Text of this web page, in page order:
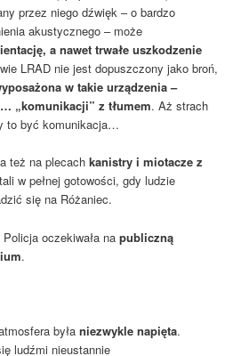
przez niego dźwięk – o bardzo
akustycznego – może
a nawet trwałe uszkodzenie
LRAD nie jest dopuszczony jako broń,
w takie urządzenia –
„komunikacji” z tłumem. Aż strach
to być komunikacja…
też na plecachkanistry i miotacze z
w pełnej gotowości, gdy ludzie
się na Różaniec.
oczekiwała napubliczną
.
byłaniezwykle napięta.
ludźmi nieustannie